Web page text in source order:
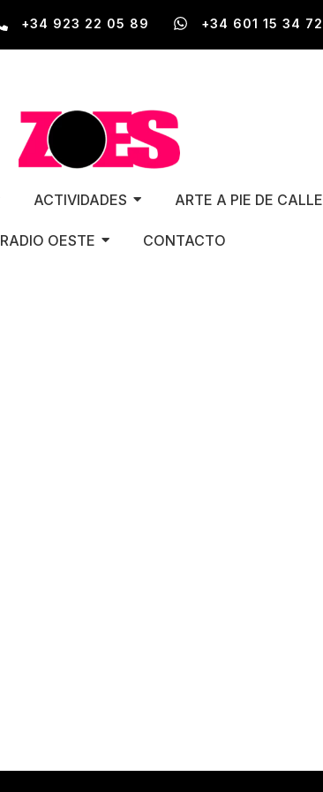
+34 923 22 05 89 +34 601 15 34 72
ACTIVIDADES ARTE A PIE DE CALLE
RADIO OESTE CONTACTO